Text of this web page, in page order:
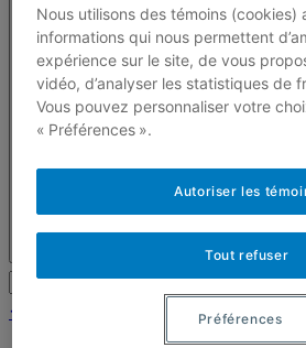
<< Revenir à l'équipe
Nous utilisons des témoins
informations qui nous permettent
expérience sur le site, de vous
vidéo, d’analyser les statistiques de
Vous pouvez personnaliser votre
« Préférences ».
Tout refuser
Autoriser les
Préférences